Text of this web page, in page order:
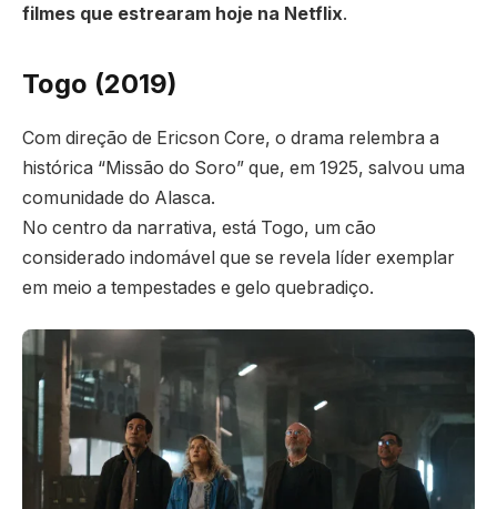
filmes que estrearam hoje na Netflix.
Togo (2019)
Com direção de Ericson Core, o drama relembra a
histórica “Missão do Soro” que, em 1925, salvou uma
comunidade do Alasca.
No centro da narrativa, está Togo, um cão
considerado indomável que se revela líder exemplar
em meio a tempestades e gelo quebradiço.